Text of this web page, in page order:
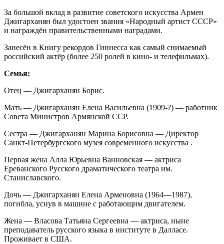
За большой вклад в развитие советского искусства Армен
Джигарханян был удостоен звания «Народный артист СССР»
и награждён правительственными наградами.
Занесён в Книгу рекордов Гиннесса как самый снимаемый
российский актёр (более 250 ролей в кино- и телефильмах).
Семья:
Отец — Джигарханян Борис.
Мать — Джигарханян Елена Васильевна (1909-?) — работник
Совета Министров Армянской ССР.
Сестра — Джигарханян Марина Борисовна — Директор
Санкт-Петербургского музея современного искусства .
Первая жена Алла Юрьевна Ванновская — актриса
Ереванского Русского драматического театра им.
Станиславского.
Дочь — Джигарханян Елена Арменовна (1964—1987),
погибла, уснув в машине с работающим двигателем.
Жена — Власова Татьяна Сергеевна — актриса, ныне
преподаватель русского языка в институте в Далласе.
Проживает в США.